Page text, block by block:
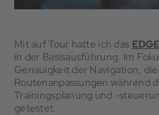
Mit auf Tour hatte ich das
in der Basisausführung. Im
Genauigkeit der Navigation,
Routenanpassungen während
Trainingsplanung und -
getestet.